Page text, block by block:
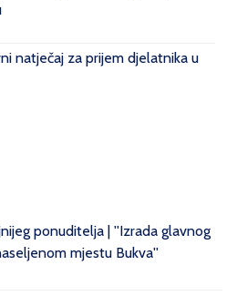
natječaj za prijem djelatnika u
ponuditelja | ''Izrada glavnog
mjestu Bukva''